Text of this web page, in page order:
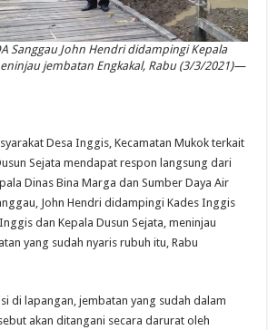
Sanggau John Hendri didampingi Kepala
jembatan Engkakal, Rabu (3/3/2021)—
Desa Inggis, Kecamatan Mukok terkait
Sejata mendapat respon langsung dari
Dinas Bina Marga dan Sumber Daya Air
John Hendri didampingi Kades Inggis
dan Kepala Dusun Sejata, meninjau
yang sudah nyaris rubuh itu, Rabu
di lapangan, jembatan yang sudah dalam
akan ditangani secara darurat oleh